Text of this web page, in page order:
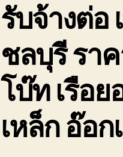
รับจ้างต่อ
ชลบุรี รา
โบ๊ท เรือ
เหล็ก อ๊อก